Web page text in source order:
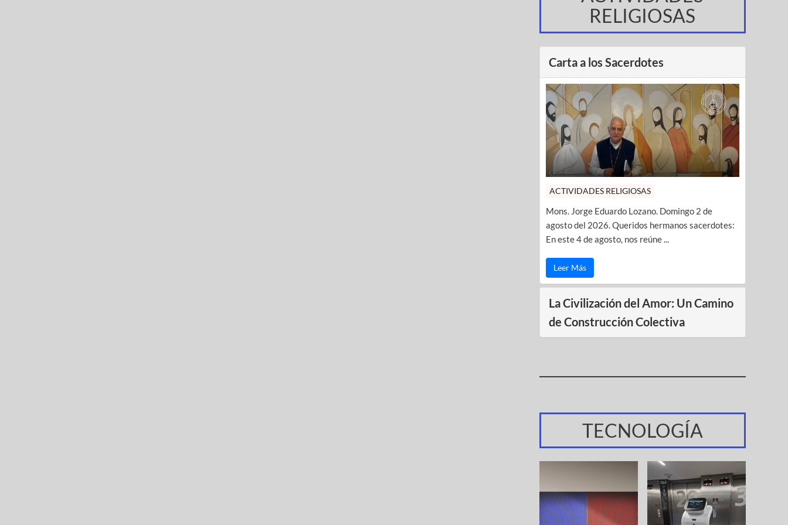
RELIGIOSAS
Carta a los Sacerdotes
ACTIVIDADES RELIGIOSAS
Mons. Jorge Eduardo Lozano. Domingo 2 de
agosto del 2026. Queridos hermanos sacerdotes:
En este 4 de agosto, nos reúne ...
Leer Más
La Civilización del Amor: Un Camino
de Construcción Colectiva
TECNOLOGÍA